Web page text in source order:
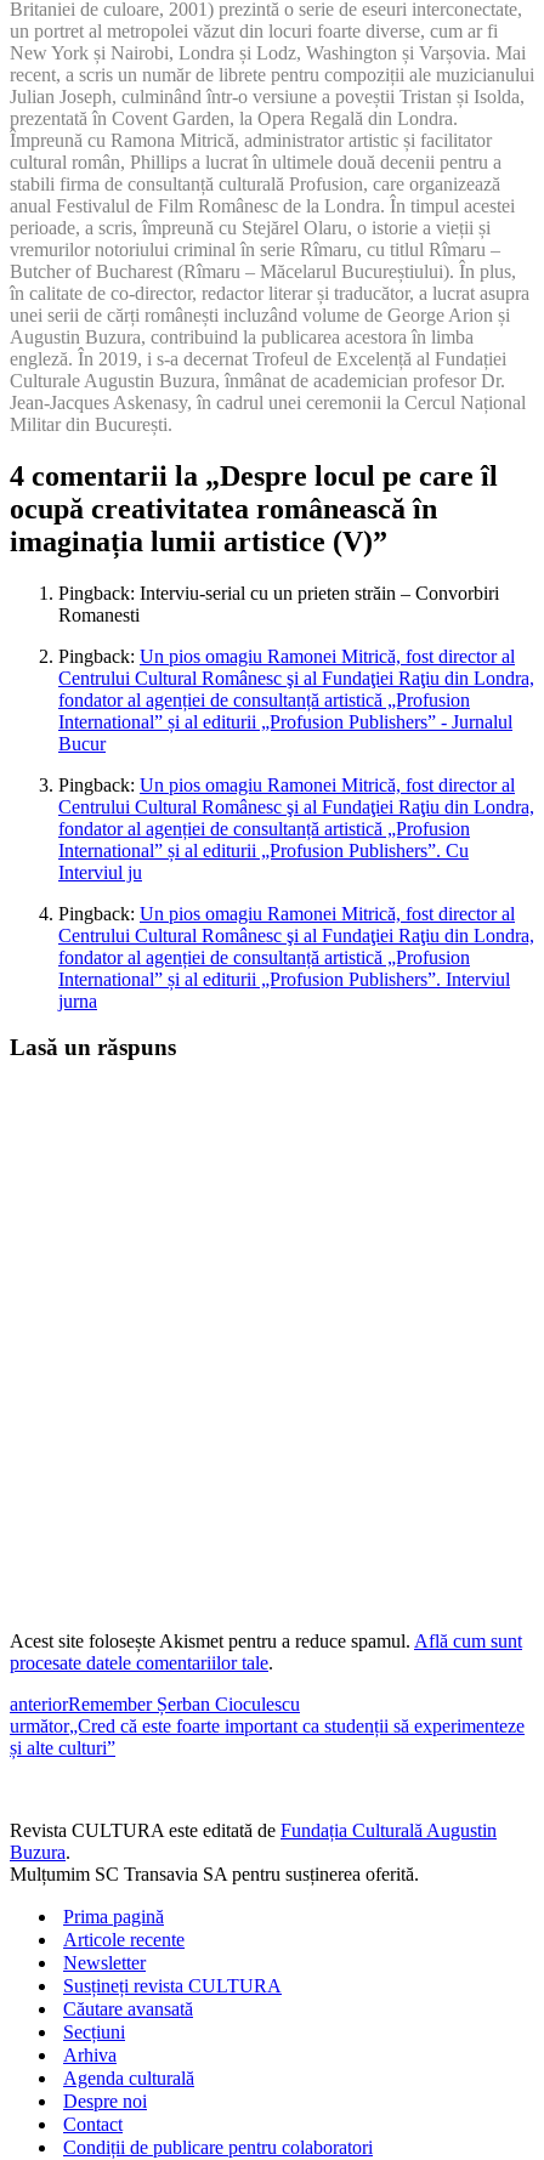
Britaniei de culoare, 2001) prezintă o serie de eseuri interconectate,
un portret al metropolei văzut din locuri foarte diverse, cum ar fi
New York și Nairobi, Londra și Lodz, Washington și Varșovia. Mai
recent, a scris un număr de librete pentru compoziții ale muzicianului
Julian Joseph, culminând într-o versiune a poveștii Tristan și Isolda,
prezentată în Covent Garden, la Opera Regală din Londra.
Împreună cu Ramona Mitrică, administrator artistic și facilitator
cultural român, Phillips a lucrat în ultimele două decenii pentru a
stabili firma de consultanță culturală Profusion, care organizează
anual Festivalul de Film Românesc de la Londra. În timpul acestei
perioade, a scris, împreună cu Stejărel Olaru, o istorie a vieții și
vremurilor notoriului criminal în serie Rîmaru, cu titlul Rîmaru –
Butcher of Bucharest (Rîmaru – Măcelarul Bucureștiului). În plus,
în calitate de co-director, redactor literar și traducător, a lucrat asupra
unei serii de cărți românești incluzând volume de George Arion și
Augustin Buzura, contribuind la publicarea acestora în limba
engleză. În 2019, i s-a decernat Trofeul de Excelență al Fundației
Culturale Augustin Buzura, înmânat de academician profesor Dr.
Jean-Jacques Askenasy, în cadrul unei ceremonii la Cercul Național
Militar din București.
4 comentarii la „Despre locul pe care îl
ocupă creativitatea românească în
imaginația lumii artistice (V)”
Pingback: Interviu-serial cu un prieten străin – Convorbiri
Romanesti
Pingback: Un pios omagiu Ramonei Mitrică, fost director al
Centrului Cultural Românesc şi al Fundaţiei Raţiu din Londra,
fondator al agenției de consultanță artistică „Profusion
International” și al editurii „Profusion Publishers” - Jurnalul
Bucur
Pingback: Un pios omagiu Ramonei Mitrică, fost director al
Centrului Cultural Românesc şi al Fundaţiei Raţiu din Londra,
fondator al agenției de consultanță artistică „Profusion
International” și al editurii „Profusion Publishers”. Cu
Interviul ju
Pingback: Un pios omagiu Ramonei Mitrică, fost director al
Centrului Cultural Românesc şi al Fundaţiei Raţiu din Londra,
fondator al agenției de consultanță artistică „Profusion
International” și al editurii „Profusion Publishers”. Interviul
jurna
Lasă un răspuns
Acest site folosește Akismet pentru a reduce spamul. Află cum sunt
procesate datele comentariilor tale.
anteriorRemember Șerban Cioculescu
următor„Cred că este foarte important ca studenții să experimenteze
și alte culturi”
Revista CULTURA este editată de Fundația Culturală Augustin
Buzura.
Mulțumim SC Transavia SA pentru susținerea oferită.
Prima pagină
Articole recente
Newsletter
Susțineți revista CULTURA
Căutare avansată
Secțiuni
Arhiva
Agenda culturală
Despre noi
Contact
Condiții de publicare pentru colaboratori